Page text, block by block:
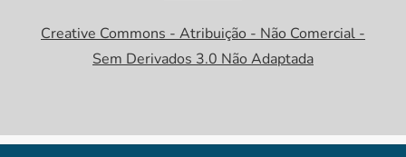
Creative Commons - Atribuição - Não Comercial -
Sem Derivados 3.0 Não Adaptada